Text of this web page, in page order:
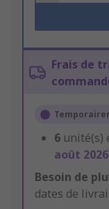
Frais de
6 unité(s)
août 2026
Besoin de
dates de